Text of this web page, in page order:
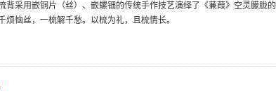
背采用嵌铜片（丝）、嵌螺钿的传统手作技艺演绎了《蒹葭》空灵朦胧的
恼丝，一梳解千愁。以梳为礼，且梳情长。